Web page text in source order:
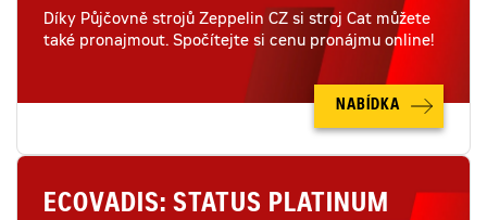
Díky Půjčovně strojů Zeppelin CZ si stroj Cat můžete
také pronajmout. Spočítejte si cenu pronájmu online!
NABÍDKA
ECOVADIS: STATUS PLATINUM